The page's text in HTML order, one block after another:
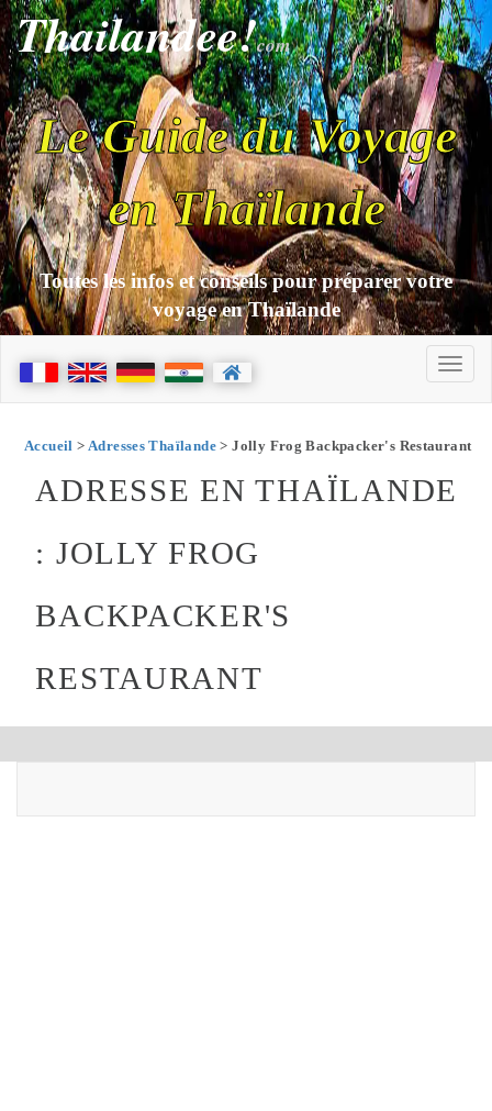
Thailandee!com
Le Guide du Voyage
en Thaïlande
Toutes les infos et conseils pour préparer votre
voyage en Thaïlande
Accueil > Adresses Thaïlande > Jolly Frog Backpacker's Restaurant
ADRESSE EN THAÏLANDE
: JOLLY FROG
BACKPACKER'S
RESTAURANT